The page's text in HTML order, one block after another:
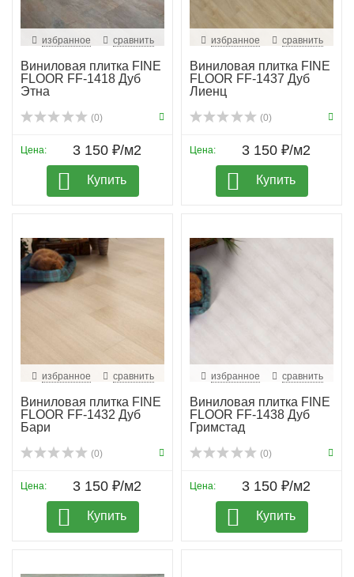
избранное сравнить
Виниловая плитка FINE
FLOOR FF-1418 Дуб
Этна
(0)
Цена: 3 150 ₽/м2
Купить
избранное сравнить
Виниловая плитка FINE
FLOOR FF-1437 Дуб
Лиенц
(0)
Цена: 3 150 ₽/м2
Купить
избранное сравнить
Виниловая плитка FINE
FLOOR FF-1432 Дуб
Бари
(0)
Цена: 3 150 ₽/м2
Купить
избранное сравнить
Виниловая плитка FINE
FLOOR FF-1438 Дуб
Гримстад
(0)
Цена: 3 150 ₽/м2
Купить